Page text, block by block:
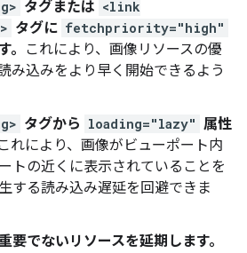
タグまたは <link
タグに fetchpriority="high"
これにより、画像リソースの優
み込みをより早く開始できるよう
タグから loading="lazy" 属性
これにより、画像がビューポート内
トの近くに表示されていることを
する読み込み遅延を回避できま
要でないリソースを延期します。